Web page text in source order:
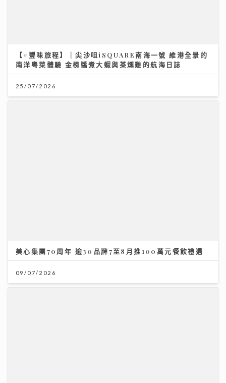
【#豐味旅程】｜尖沙咀iSQUARE南海一號 維港全景的
南洋粵菜體驗 金榜醬煮大蝦與茶燻雞的航海日誌
25/07/2026
美心集團70周年 逾30品牌7至8月推100萬元餐飲禮遇
09/07/2026